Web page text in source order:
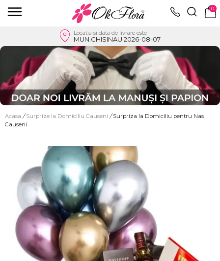
0
Locatia si data de livrare este
MUN.CHISINAU 2026-08-07
Acasa / Surprize la Domiciliu Causeni / Surpriza la Domiciliu pentru Nas
Causeni